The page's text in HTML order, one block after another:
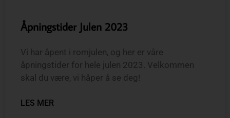
Åpningstider Julen 2023
Vi har åpent i romjulen, og her er våre
åpningstider for hele julen 2023. Velkommen
skal du være, vi håper å se deg!
LES MER